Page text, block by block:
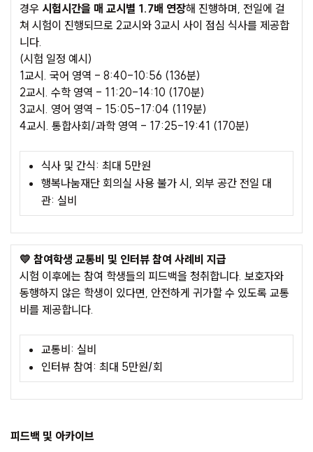
경우 시험시간을 매 교시별 1.7배 연장해 진행하며, 전일에 걸
쳐 시험이 진행되므로 2교시와 3교시 사이 점심 식사를 제공합
니다.
(시험 일정 예시)
1교시. 국어 영역 - 8:40-10:56 (136분)
2교시. 수학 영역 - 11:20-14:10 (170분)
3교시. 영어 영역 - 15:05-17:04 (119분)
4교시. 통합사회/과학 영역 - 17:25-19:41 (170분)
식사 및 간식: 최대 5만원
행복나눔재단 회의실 사용 불가 시, 외부 공간 전일 대
관: 실비
💛 참여학생 교통비 및 인터뷰 참여 사례비 지급
시험 이후에는 참여 학생들의 피드백을 청취합니다. 보호자와
동행하지 않은 학생이 있다면, 안전하게 귀가할 수 있도록 교통
비를 제공합니다.
교통비: 실비
인터뷰 참여: 최대 5만원/회
피드백 및 아카이브